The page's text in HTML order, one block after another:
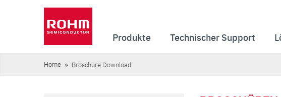
Produkte Technischer Support
Home Broschüre Download